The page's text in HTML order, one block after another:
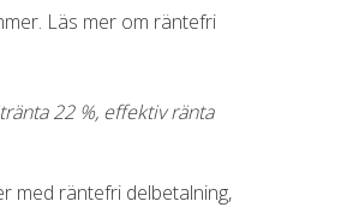
Läs mer om räntefri
22 %, effektiv ränta
med räntefri delbetalning,